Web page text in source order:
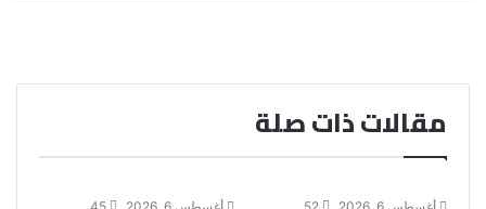
مقالات ذات صلة